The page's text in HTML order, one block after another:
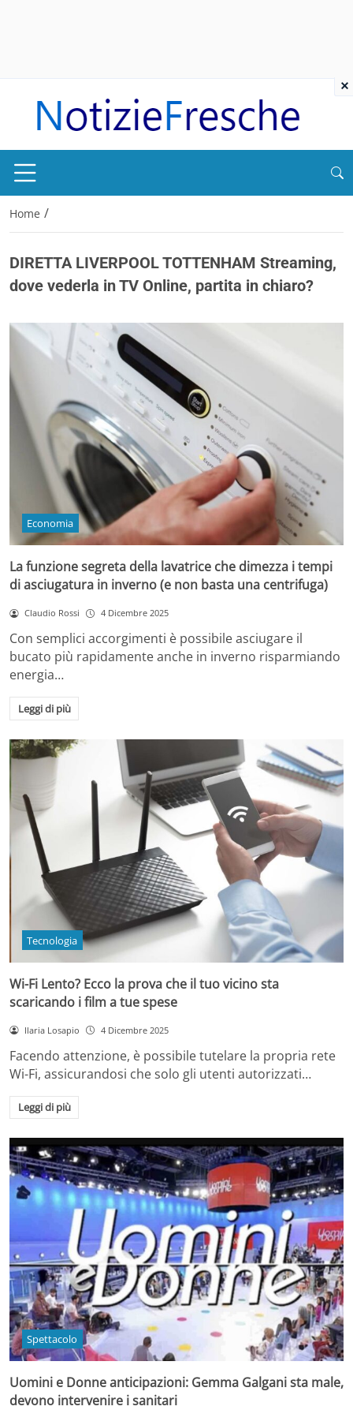
Home /
DIRETTA LIVERPOOL TOTTENHAM Streaming,
dove vederla in TV Online, partita in chiaro?
Economia
La funzione segreta della lavatrice che dimezza i tempi
di asciugatura in inverno (e non basta una centrifuga)
Claudio Rossi 4 Dicembre 2025
Con semplici accorgimenti è possibile asciugare il
bucato più rapidamente anche in inverno risparmiando
energia…
Leggi di più
Tecnologia
Wi-Fi Lento? Ecco la prova che il tuo vicino sta
scaricando i film a tue spese
Ilaria Losapio 4 Dicembre 2025
Facendo attenzione, è possibile tutelare la propria rete
Wi-Fi, assicurandosi che solo gli utenti autorizzati…
Leggi di più
Spettacolo
Uomini e Donne anticipazioni: Gemma Galgani sta male,
devono intervenire i sanitari
×